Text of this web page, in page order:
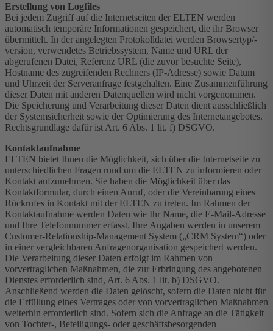
Erstellung von Logfiles
Bei jedem Zugriff auf die Internetseiten der ELTEN werden
automatisch temporäre Informationen gespeichert, die ihr Browser
übermittelt. In der angelegten Protokolldatei werden Browsertyp/-
version, verwendetes Betriebssystem, Name und URL der
abgerufenen Datei, Referenz URL (die zuvor besuchte Seite),
Hostname des zugreifenden Rechners (IP-Adresse) sowie Datum
und Uhrzeit der Serveranfrage festgehalten. Eine Zusammenführung
dieser Daten mit anderen Datenquellen wird nicht vorgenommen.
Die Speicherung und Verarbeitung dieser Daten dient ausschließlich
der Systemsicherheit sowie der Optimierung des Internetangebotes.
Rechtsgrundlage dafür ist Art. 6 Abs. 1 lit. f) DSGVO.
Kontaktaufnahme
ELTEN bietet Ihnen die Möglichkeit, sich über die Internetseite zu
unterschiedlichen Fragen rund um die ELTEN zu informieren oder
Kontakt aufzunehmen. Sie haben die Möglichkeit über das
Kontaktformular, durch einen Anruf, oder die Vereinbarung eines
Rückrufes in Kontakt mit der ELTEN zu treten. Im Rahmen der
Kontaktaufnahme werden Daten wie Ihr Name, die E-Mail-Adresse
und Ihre Telefonnummer erfasst. Ihre Angaben werden in unserem
Customer-Relationship-Management System („CRM System“) oder
in einer vergleichbaren Anfragenorganisation gespeichert werden.
Die Verarbeitung dieser Daten erfolgt im Rahmen von
vorvertraglichen Maßnahmen, die zur Erbringung des angebotenen
Dienstes erforderlich sind, Art. 6 Abs. 1 lit. b) DSGVO.
Anschließend werden die Daten gelöscht, sofern die Daten nicht für
die Erfüllung eines Vertrages oder von vorvertraglichen Maßnahmen
weiterhin erforderlich sind. Sofern sich die Anfrage an die Tätigkeit
von Tochter-, Beteiligungs- oder geschäftsbesorgenden